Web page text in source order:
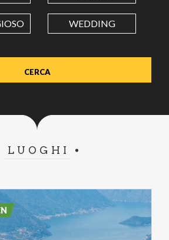
Use dot (.) as decimal separator.
WEDDING
LUOGHI